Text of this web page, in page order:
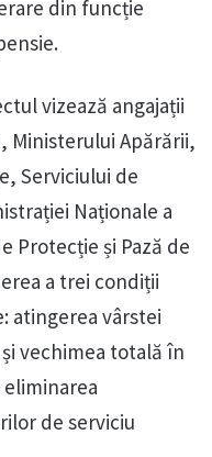
din funcție
vizează angajații
Ministerului Apărării,
Serviciului de
Naționale a
Protecție și Pază de
a trei condiții
atingerea vârstei
vechimea totală în
de serviciu